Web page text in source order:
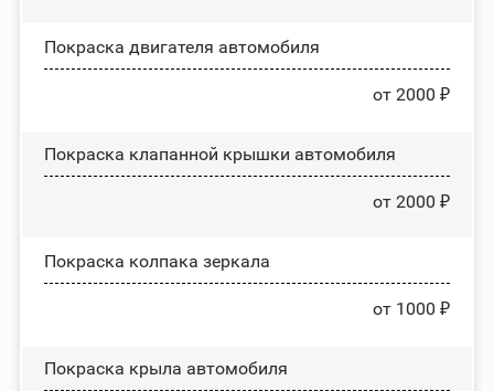
Покраска двигателя автомобиля
от 2000 ₽
Покраска клапанной крышки автомобиля
от 2000 ₽
Покраска колпака зеркала
от 1000 ₽
Покраска крыла автомобиля